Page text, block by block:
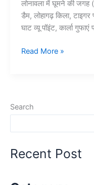
लोनावला में घूमने की
डैम, लोहागढ़ किला,
घाट व्यू पॉइंट, कार्ला गुफाएं
10+
जगह
Places
Read More »
Search
Recent Post